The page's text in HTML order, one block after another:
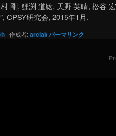
剛, 鯉渕 道紘, 天野 英晴, 松谷
CPSY研究会, 2015年1月.
作成者:arclabパーマリンク